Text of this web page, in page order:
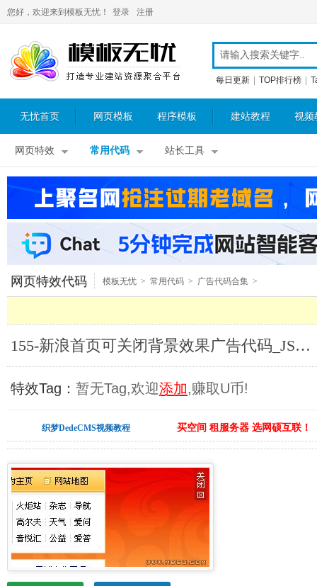
您好，欢迎来到模板无忧！ 登录 注册
每日更新 TOP排行榜
无忧首页 网页模板 程序模板 建站教程 视频
网页特效 常用代码 站长工具
网页特效代码 模板无忧 > 常用代码 > 广告代码合集 >
155-新浪首页可关闭背景效果广告代码_JS广告代码合集
特效Tag： 暂无Tag,欢迎添加,赚取U币!
织梦DedeCMS视频教程 买空间 租服务器 选网硕互联！